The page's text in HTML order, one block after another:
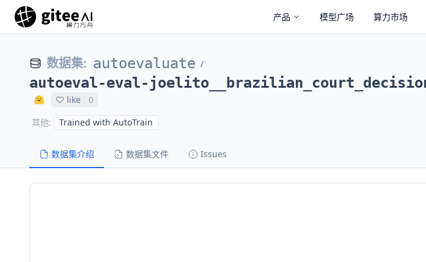
产品 模型广场 算力市场
数据集: autoevaluate /
autoeval-eval-
like
0
其他: Trained with AutoTrain
数据集介绍 数据集文件 Issues